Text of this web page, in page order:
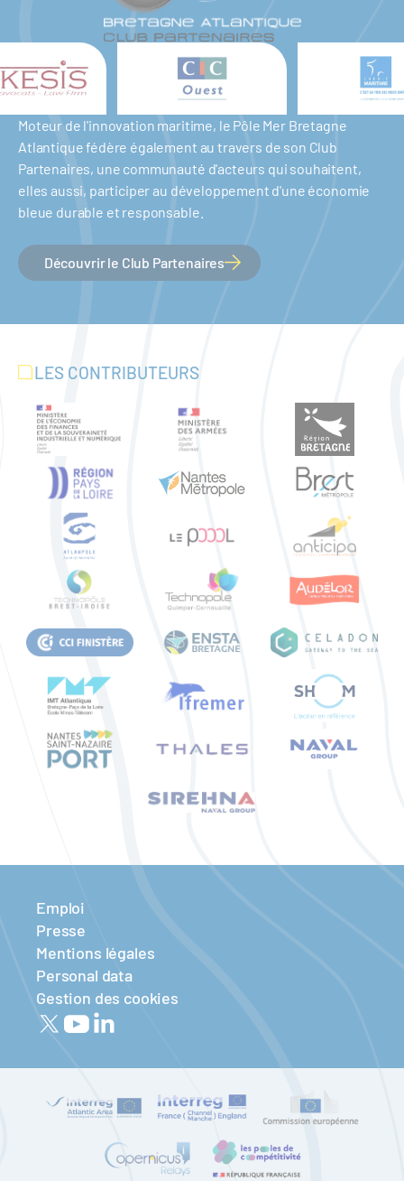
Moteur de l'innovation maritime, le Pôle Mer Bretagne
Atlantique fédère également au travers de son Club
Partenaires, une communauté d'acteurs qui souhaitent,
elles aussi, participer au développement d'une économie
bleue durable et responsable.
Découvrir le Club Partenaires
LES CONTRIBUTEURS
Emploi
Presse
Mentions légales
Personal data
Gestion des cookies